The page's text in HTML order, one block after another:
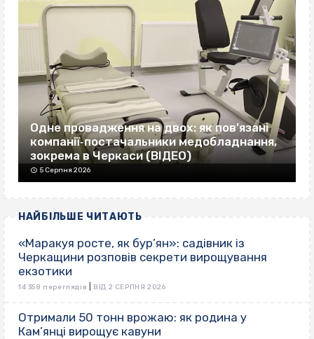
Одне провадження на двох: як пов’язані
компанії‐постачальники медобладнання,
зокрема в Черкаси (ВІДЕО)
5 Серпня 2026
НАЙБІЛЬШЕ ЧИТАЮТЬ
«Маракуя росте, як бур’ян»: садівник із
Черкащини розповів секрети вирощування
екзотики
14 358 переглядів ВІД 2 СЕРПНЯ 2026
Отримали 50 тонн врожаю: як родина у
Кам’янці вирощує кавуни